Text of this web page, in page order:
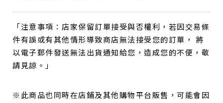
「注意事項：店家保留訂單接受與否權利，若因交易條
件有誤或有其他情形導致商店無法接受您的訂單， 將
以電子郵件發送無法出貨通知給您，造成您的不便，敬
請見諒。」
※此商品也同時在店鋪及其他購物平台販售，可能會因